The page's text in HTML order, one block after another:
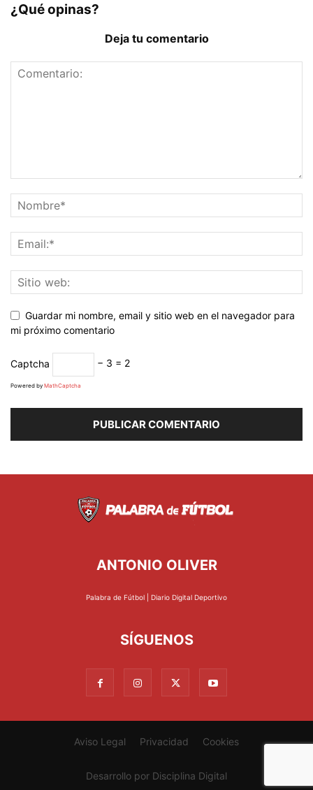
¿Qué opinas?
Deja tu comentario
Guardar mi nombre, email y sitio web en el navegador para
mi próximo comentario
Captcha − 3 = 2
Powered by MathCaptcha
ANTONIO OLIVER
Palabra de Fútbol | Diario Digital Deportivo
SÍGUENOS
Aviso Legal Privacidad Cookies
Desarrollo por Disciplina Digital